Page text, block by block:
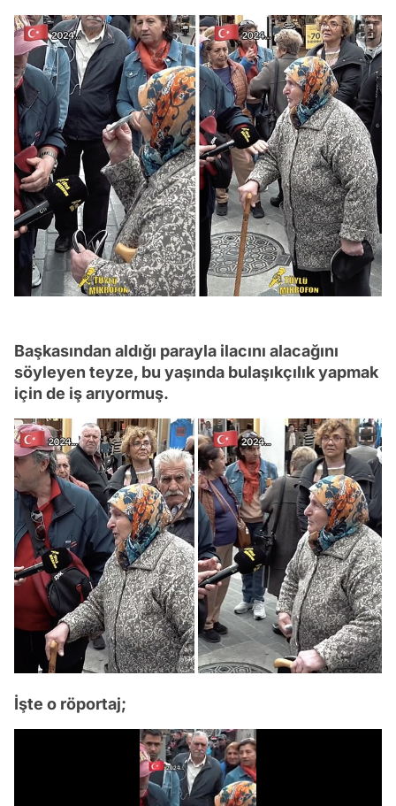
Başkasından aldığı parayla ilacını alacağını
söyleyen teyze, bu yaşında bulaşıkçılık yapmak
için de iş arıyormuş.
İşte o röportaj;